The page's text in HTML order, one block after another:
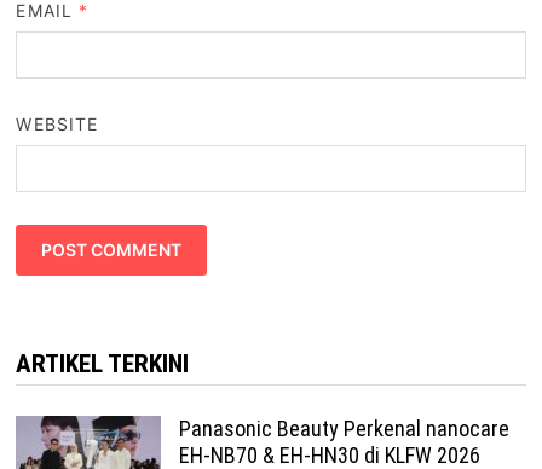
EMAIL *
WEBSITE
ARTIKEL TERKINI
Panasonic Beauty Perkenal nanocare
EH-NB70 & EH-HN30 di KLFW 2026